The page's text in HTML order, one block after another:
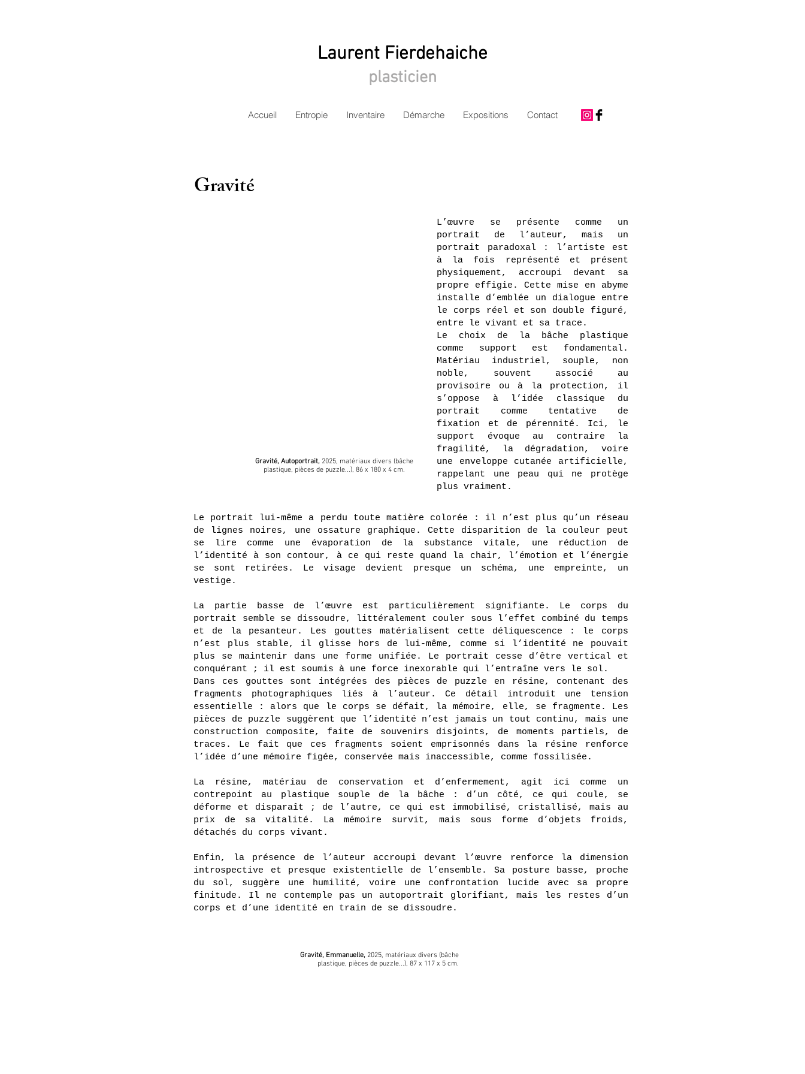
Laurent Fierdehaiche
plasticien
Accueil Entropie Inventaire Démarche Expositions Contact
Gravité
Gravité, Autoportrait, 2025, matériaux divers (bâche
plastique, pièces de puzzle...), 86 x 180 x 4 cm.
L’œuvre se présente comme un
portrait de l’auteur, mais un
portrait paradoxal : l’artiste est
à la fois représenté et présent
physiquement, accroupi devant sa
propre effigie. Cette mise en abyme
installe d’emblée un dialogue entre
le corps réel et son double figuré,
entre le vivant et sa trace.
Le choix de la bâche plastique
comme support est fondamental.
Matériau industriel, souple, non
noble, souvent associé au
provisoire ou à la protection, il
s’oppose à l’idée classique du
portrait comme tentative de
fixation et de pérennité. Ici, le
support évoque au contraire la
fragilité, la dégradation, voire
une enveloppe cutanée artificielle,
rappelant une peau qui ne protège
plus vraiment.
Le portrait lui-même a perdu toute matière colorée : il n’est plus qu’un réseau
de lignes noires, une ossature graphique. Cette disparition de la couleur peut
se lire comme une évaporation de la substance vitale, une réduction de
l’identité à son contour, à ce qui reste quand la chair, l’émotion et l’énergie
se sont retirées. Le visage devient presque un schéma, une empreinte, un
vestige.
La partie basse de l’œuvre est particulièrement signifiante. Le corps du
portrait semble se dissoudre, littéralement couler sous l’effet combiné du temps
et de la pesanteur. Les gouttes matérialisent cette déliquescence : le corps
n’est plus stable, il glisse hors de lui-même, comme si l’identité ne pouvait
plus se maintenir dans une forme unifiée. Le portrait cesse d’être vertical et
conquérant ; il est soumis à une force inexorable qui l’entraîne vers le sol.
Dans ces gouttes sont intégrées des pièces de puzzle en résine, contenant des
fragments photographiques liés à l’auteur. Ce détail introduit une tension
essentielle : alors que le corps se défait, la mémoire, elle, se fragmente. Les
pièces de puzzle suggèrent que l’identité n’est jamais un tout continu, mais une
construction composite, faite de souvenirs disjoints, de moments partiels, de
traces. Le fait que ces fragments soient emprisonnés dans la résine renforce
l’idée d’une mémoire figée, conservée mais inaccessible, comme fossilisée.
La résine, matériau de conservation et d’enfermement, agit ici comme un
contrepoint au plastique souple de la bâche : d’un côté, ce qui coule, se
déforme et disparaît ; de l’autre, ce qui est immobilisé, cristallisé, mais au
prix de sa vitalité. La mémoire survit, mais sous forme d’objets froids,
détachés du corps vivant.
Enfin, la présence de l’auteur accroupi devant l’œuvre renforce la dimension
introspective et presque existentielle de l’ensemble. Sa posture basse, proche
du sol, suggère une humilité, voire une confrontation lucide avec sa propre
finitude. Il ne contemple pas un autoportrait glorifiant, mais les restes d’un
corps et d’une identité en train de se dissoudre.
Gravité, Emmanuelle, 2025, matériaux divers (bâche
plastique, pièces de puzzle...), 87 x 117 x 5 cm.